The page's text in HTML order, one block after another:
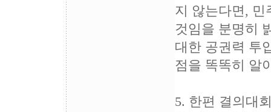
지 않는다면, 민
것임을 분명히
대한 공권력 투
점을 똑똑히 알
5. 한편 결의대